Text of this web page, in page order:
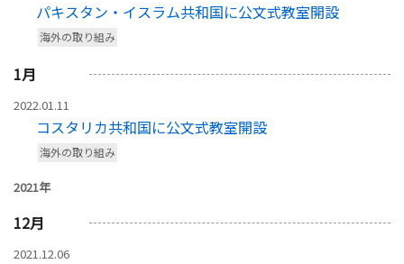
パキスタン・イスラム共和国に公文式教室開設
海外の取り組み
1月
2022.01.11
コスタリカ共和国に公文式教室開設
海外の取り組み
2021年
12月
2021.12.06